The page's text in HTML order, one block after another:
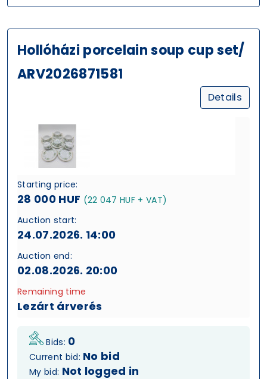
Hollóházi porcelain soup cup set/
ARV2026871581
Details
Starting price:
28 000 HUF (22 047 HUF + VAT)
Auction start:
24.07.2026. 14:00
Auction end:
02.08.2026. 20:00
Remaining time
Lezárt árverés
Bids: 0
Current bid: No bid
My bid: Not logged in